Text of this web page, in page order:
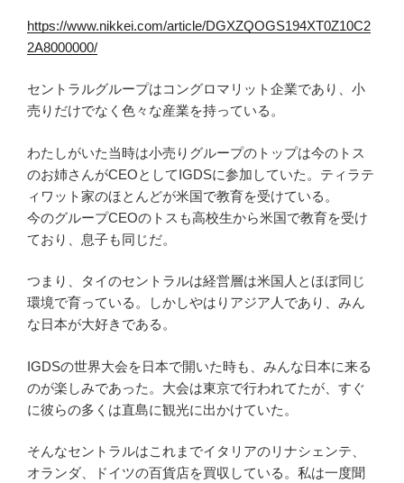
https://www.nikkei.com/article/DGXZQOGS194XT0Z10C2
2A8000000/
セントラルグループはコングロマリット企業であり、小
売りだけでなく色々な産業を持っている。
わたしがいた当時は小売りグループのトップは今のトス
のお姉さんがCEOとしてIGDSに参加していた。ティラテ
ィワット家のほとんどが米国で教育を受けている。
今のグループCEOのトスも高校生から米国で教育を受け
ており、息子も同じだ。
つまり、タイのセントラルは経営層は米国人とほぼ同じ
環境で育っている。しかしやはりアジア人であり、みん
な日本が大好きである。
IGDSの世界大会を日本で開いた時も、みんな日本に来る
のが楽しみであった。大会は東京で行われてたが、すぐ
に彼らの多くは直島に観光に出かけていた。
そんなセントラルはこれまでイタリアのリナシェンテ、
オランダ、ドイツの百貨店を買収している。私は一度聞